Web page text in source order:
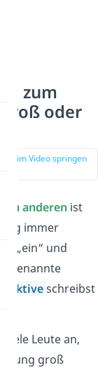
zum
oder
im Video springen
anderen ist
immer
„ein“ und
Adjektiveschreibst
Leute an,
groß